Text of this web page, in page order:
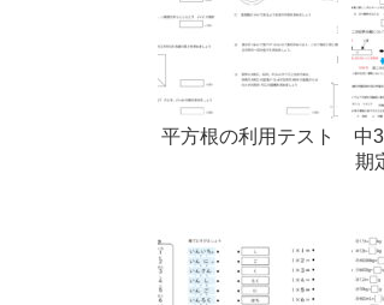
平方根の利用テスト
中
期